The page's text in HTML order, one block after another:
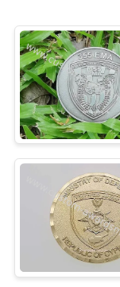
연
락
주
세
스